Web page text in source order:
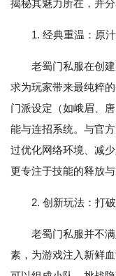
揭秘其魅力所在，并
1. 经典重温：原
老蜀门私服在创
求为玩家带来最纯粹
门派设定（如峨眉、
能与连招系统。与官
过优化网络环境、减
更专注于技能的释放与
2. 创新玩法：打
老蜀门私服并不
素，为游戏注入新鲜